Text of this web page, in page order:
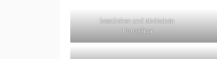
bestücken und abdecken
Foto:Gina